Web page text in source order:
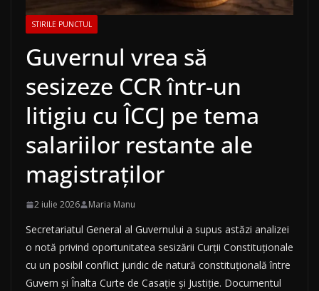
STIRILE PUNCTUL
Guvernul vrea să
sesizeze CCR într-un
litigiu cu ÎCCJ pe tema
salariilor restante ale
magistraților
2 iulie 2026 Maria Manu
Secretariatul General al Guvernului a supus astăzi analizei
o notă privind oportunitatea sesizării Curții Constituționale
cu un posibil conflict juridic de natură constituțională între
Guvern și Înalta Curte de Casație și Justiție. Documentul